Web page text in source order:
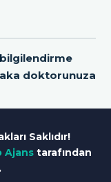
doktorunuza
Saklıdır!
Ajanstarafından